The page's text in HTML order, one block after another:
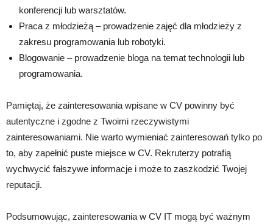
konferencji lub warsztatów.
Praca z młodzieżą – prowadzenie zajęć dla młodzieży z
zakresu programowania lub robotyki.
Blogowanie – prowadzenie bloga na temat technologii lub
programowania.
Pamiętaj, że zainteresowania wpisane w CV powinny być
autentyczne i zgodne z Twoimi rzeczywistymi
zainteresowaniami. Nie warto wymieniać zainteresowań tylko po
to, aby zapełnić puste miejsce w CV. Rekruterzy potrafią
wychwycić fałszywe informacje i może to zaszkodzić Twojej
reputacji.
Podsumowując, zainteresowania w CV IT mogą być ważnym